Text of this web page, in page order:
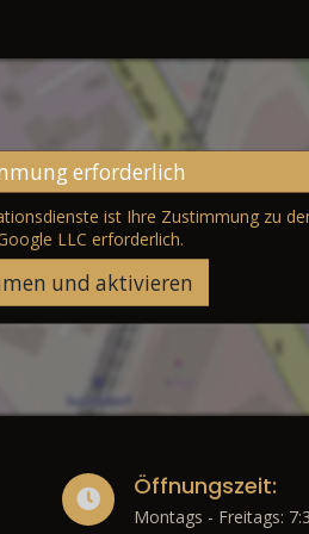
erforderlich
ist Ihre Zustimmung zu
LLC erforderlich.
und aktivieren
Öffnungszeit:
Montags - Freitags: